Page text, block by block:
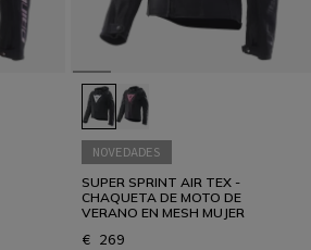
NOVEDADES
SUPER SPRINT AIR TEX -
CHAQUETA DE MOTO DE
VERANO EN MESH MUJER
€ 269